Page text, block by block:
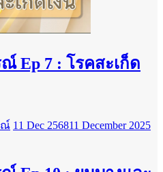
Ep 7 : โรคสะเก็ด
ณ์ 11 Dec 256811 December 2025